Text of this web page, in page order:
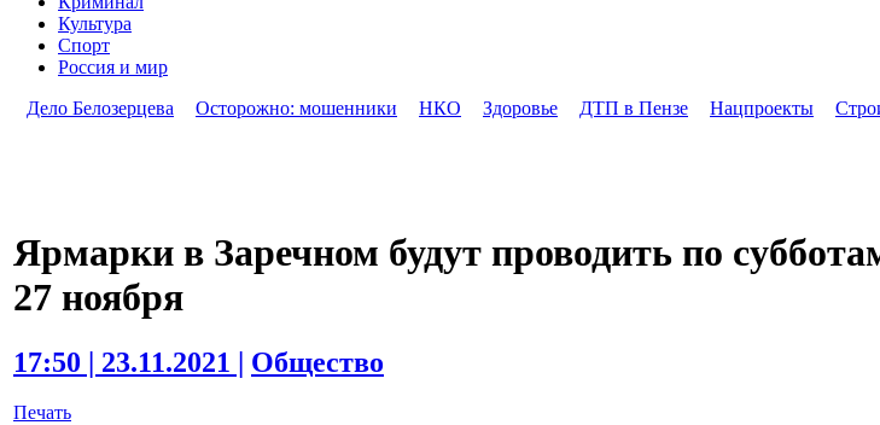
Культура
Спорт
Россия и мир
Дело Белозерцева
Осторожно: мошенники НКО Здоровье ДТП в Пензе Нацпроекты
Ярмарки в Заречном будут проводить по
27 ноября
17:50 | 23.11.2021 | Общество
Печать